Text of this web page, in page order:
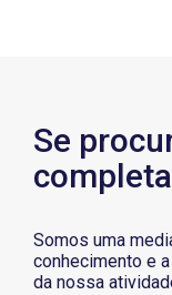
Se
Somos uma
conhecimento e
da nossa